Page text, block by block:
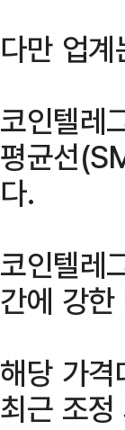
다만 업
코인텔레
평균선
다.
코인텔레
간에 강
해당 가
최근 조